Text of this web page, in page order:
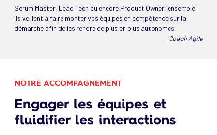
Scrum Master, Lead Tech ou encore Product Owner, ensemble,
ils veillent à faire monter vos équipes en compétence sur la
démarche afin de les rendre de plus en plus autonomes.
Coach Agile
NOTRE ACCOMPAGNEMENT
Engager les équipes et
fluidifier les interactions